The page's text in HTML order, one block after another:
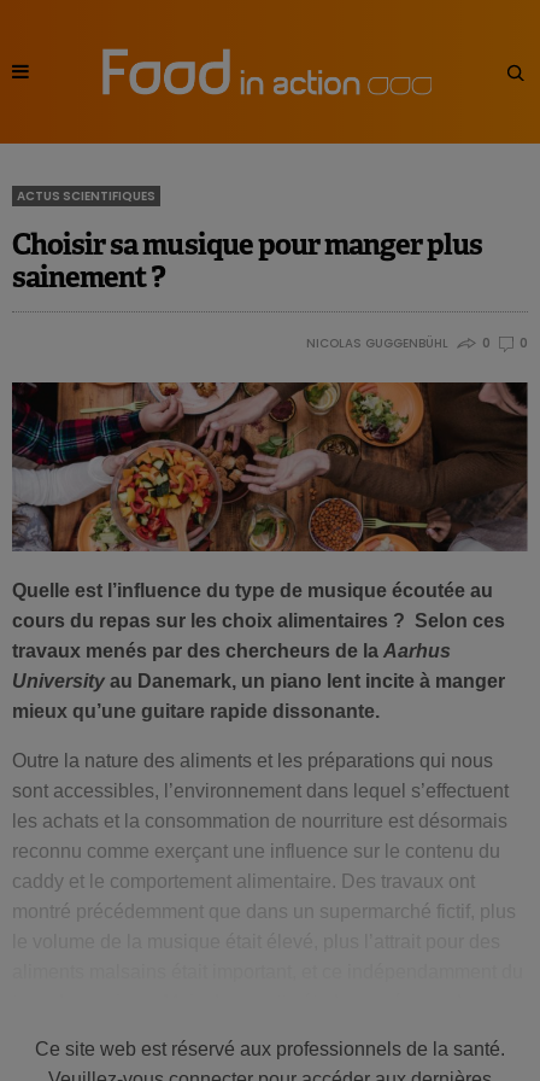
ACTUS SCIENTIFIQUES
Choisir sa musique pour manger plus
sainement ?
NICOLAS GUGGENBÜHL 0 0
Quelle est l’influence du type de musique écoutée au
cours du repas sur les choix alimentaires ? Selon ces
travaux menés par des chercheurs de la Aarhus
University au Danemark, un piano lent incite à manger
mieux qu’une guitare rapide dissonante.
Outre la nature des aliments et les préparations qui nous
sont accessibles, l’environnement dans lequel s’effectuent
les achats et la consommation de nourriture est désormais
reconnu comme exerçant une influence sur le contenu du
caddy et le comportement alimentaire. Des travaux ont
montré précédemment que dans un supermarché fictif, plus
plus détaillée sur la nature de la musique, il apparait que le
Ce site web est réservé aux professionnels de la santé.